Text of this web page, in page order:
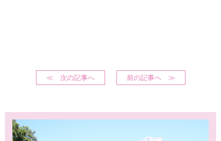
≪ 次の記事へ 前の記事へ ≫